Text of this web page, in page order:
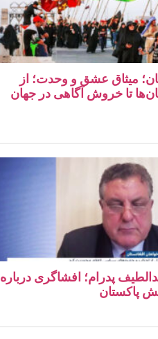
میثاق عشق و وحدت؛ از
تا خروش آگاهی در جهان
پدرام؛ افشاگری درباره
پاکستان